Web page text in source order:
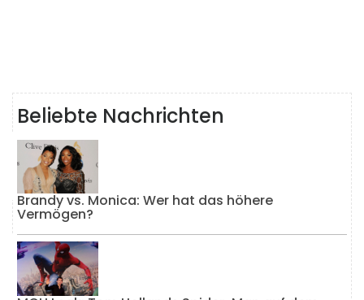
Beliebte Nachrichten
Brandy vs. Monica: Wer hat das höhere
Vermögen?